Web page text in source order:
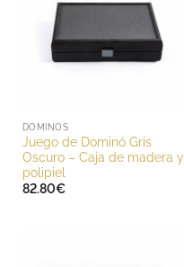
DOMINOS
Juego de Dominó Gris
Oscuro – Caja de madera y
polipiel
82.80€